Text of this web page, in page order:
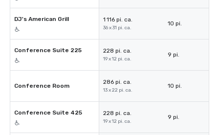
DJ's American Grill 1 116 pi. ca.
36 x 31 pi. ca.
10 pi.
Conference Suite 225 228 pi. ca.
19 x 12 pi. ca.
9 pi.
Conference Room
286 pi. ca.
13 x 22 pi. ca.
10 pi.
Conference Suite 425 228 pi. ca.
19 x 12 pi. ca.
9 pi.